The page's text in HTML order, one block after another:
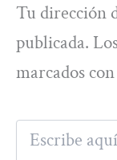
Tu dirección
publicada.
marcados con
Escribe
aquí...